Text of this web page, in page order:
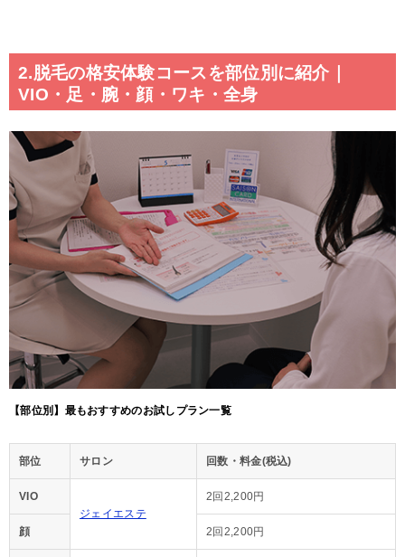
2.脱毛の格安体験コースを部位別に紹介｜
VIO・足・腕・顔・ワキ・全身
【部位別】最もおすすめのお試しプラン一覧
部位 サロン 回数・料金(税込)
VIO
ジェイエステ
2回2,200円
顔 2回2,200円